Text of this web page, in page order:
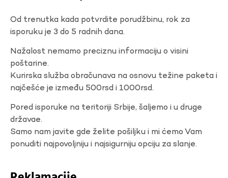
Od trenutka kada potvrdite porudžbinu, rok za
isporuku je 3 do 5 radnih dana.
Nažalost nemamo preciznu informaciju o visini
poštarine.
Kurirska služba obračunava na osnovu težine paketa i
najčešće je između 500rsd i 1000rsd.
Pored isporuke na teritoriji Srbije, šaljemo i u druge
državae.
Samo nam javite gde želite pošiljku i mi ćemo Vam
ponuditi najpovoljniju i najsigurniju opciju za slanje.